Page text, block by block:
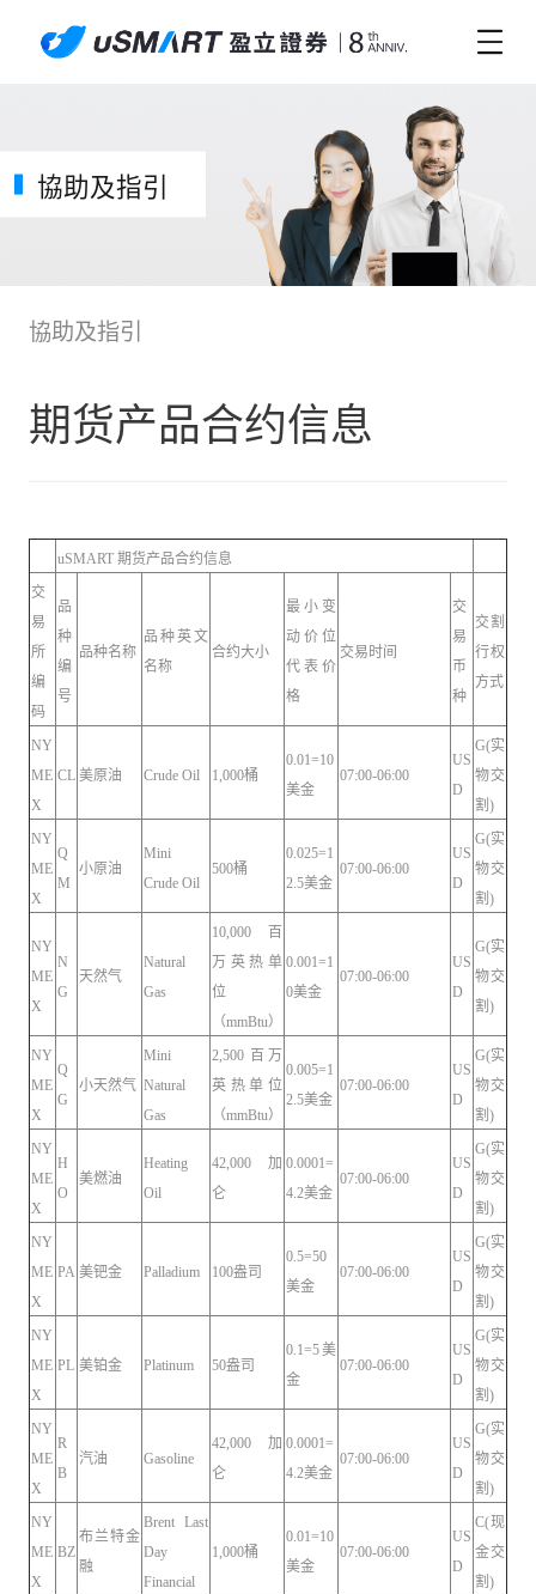
協助及指引
協助及指引
期货产品合约信息
uSMART 期货产品合约信息
交
易
所
编
码
品
种
编
号
品种名称
品种英文
名称
合约大小
最小变
动价位
代表价
格
交易时间
交
易
币
种
交割
行权
方式
NY
ME
X
CL 美原油 Crude Oil 1,000桶
0.01=10
美金
07:00-06:00
US
D
G(实
物交
割)
NY
ME
X
Q
M
小原油
Mini
Crude Oil
500桶
0.025=1
2.5美金
07:00-06:00
US
D
G(实
物交
割)
NY
ME
X
N
G
天然气
Natural
Gas
10,000 百
万英热单
位
（mmBtu）
0.001=1
0美金
07:00-06:00
US
D
G(实
物交
割)
NY
ME
X
Q
G
小天然气
Mini
Natural
Gas
2,500 百万
英热单位
（mmBtu）
0.005=1
2.5美金
07:00-06:00
US
D
G(实
物交
割)
NY
ME
X
H
O
美燃油
Heating
Oil
42,000 加
仑
0.0001=
4.2美金
07:00-06:00
US
D
G(实
物交
割)
NY
ME
X
PA 美钯金 Palladium 100盎司
0.5=50
美金
07:00-06:00
US
D
G(实
物交
割)
NY
ME
X
PL 美铂金 Platinum 50盎司
0.1=5美
金
07:00-06:00
US
D
G(实
物交
割)
NY
ME
X
R
B
汽油 Gasoline
42,000 加
仑
0.0001=
4.2美金
07:00-06:00
US
D
G(实
物交
割)
NY
ME
X
BZ
布兰特金
融
Brent Last
Day
Financial
1,000桶
0.01=10
美金
07:00-06:00
US
D
C(现
金交
割)